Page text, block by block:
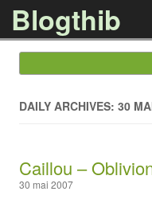
Blogthib
DAILY ARCHIVES: 30
Caillou –
30 mai 2007